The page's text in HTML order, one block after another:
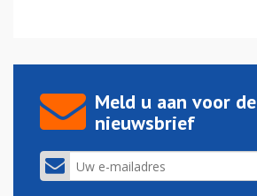
Meld u aan voor de
nieuwsbrief